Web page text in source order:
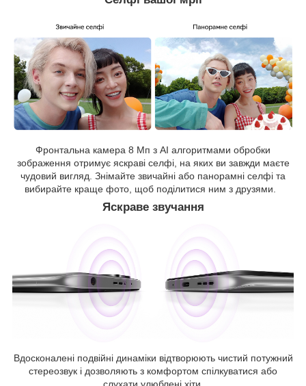
Фронтальна камера 8 Мп з AI алгоритмами обробки
зображення отримує яскраві селфі, на яких ви завжди маєте
чудовий вигляд. Знімайте звичайні або панорамні селфі та
вибирайте краще фото, щоб поділитися ним з друзями.
Яскраве звучання
Вдосконалені подвійні динаміки відтворюють чистий потужний
стереозвук і дозволяють з комфортом спілкуватися або
слухати улюблені хіти.